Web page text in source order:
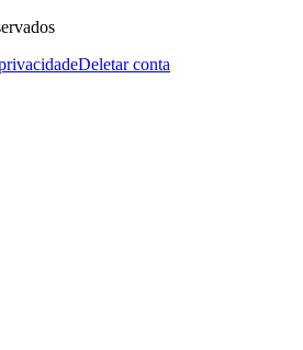
Deletar conta